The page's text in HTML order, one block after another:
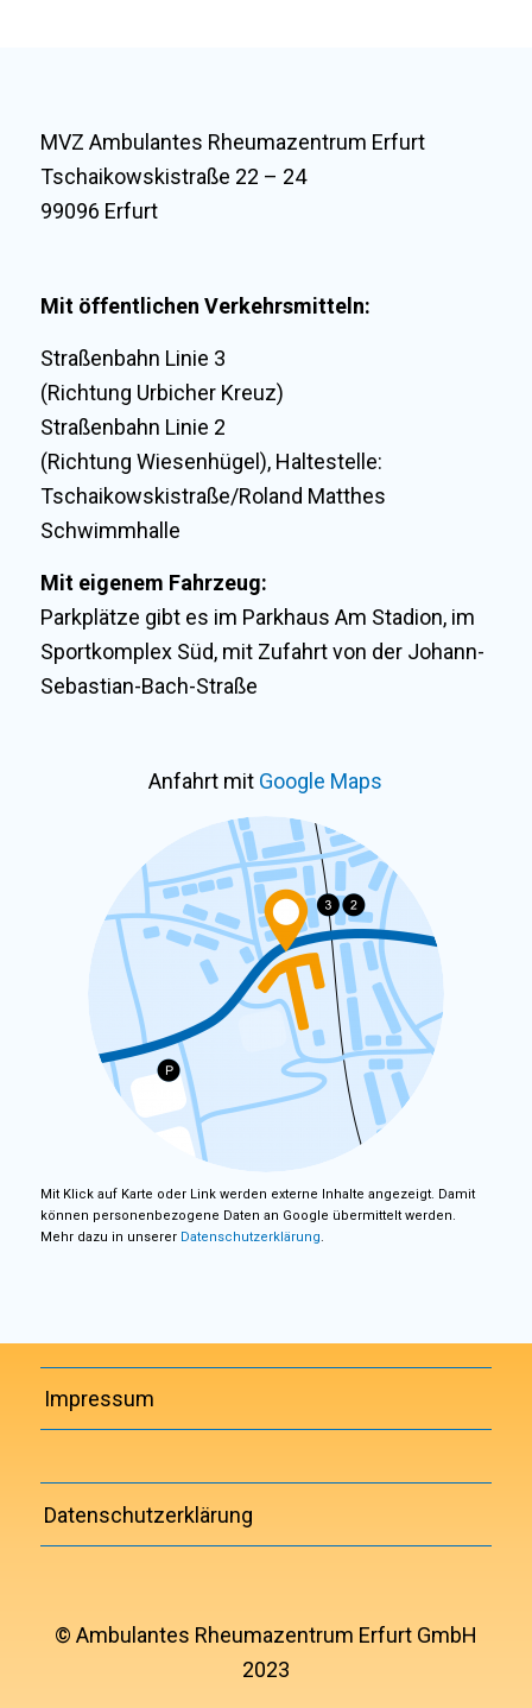
MVZ Ambulantes Rheumazentrum Erfurt
Tschaikowskistraße 22 – 24
99096 Erfurt
Mit öffentlichen Verkehrsmitteln:
Straßenbahn Linie 3
(Richtung Urbicher Kreuz)
Straßenbahn Linie 2
(Richtung Wiesenhügel), Haltestelle:
Tschaikowskistraße/Roland Matthes
Schwimmhalle
Mit eigenem Fahrzeug:
Parkplätze gibt es im Parkhaus Am Stadion, im
Sportkomplex Süd, mit Zufahrt von der Johann-
Sebastian-Bach-Straße
Anfahrt mit Google Maps
Mit Klick auf Karte oder Link werden externe Inhalte angezeigt. Damit
können personenbezogene Daten an Google übermittelt werden.
Mehr dazu in unserer Datenschutzerklärung.
Impressum
Datenschutzerklärung
© Ambulantes Rheumazentrum Erfurt GmbH
2023